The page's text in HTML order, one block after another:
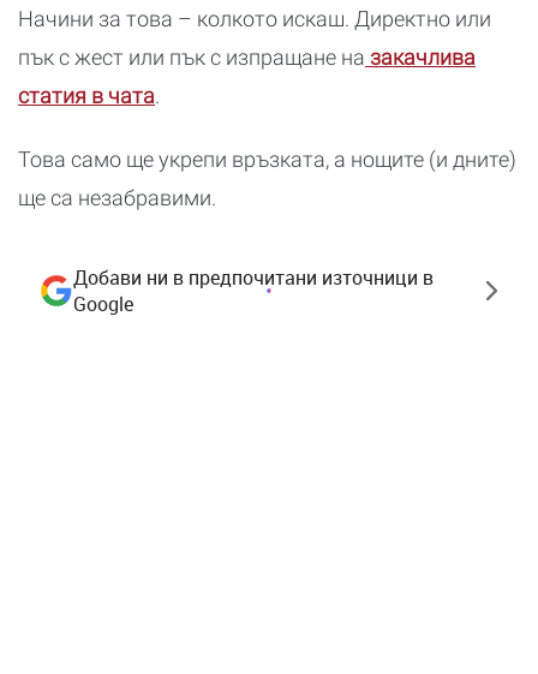
Начини за това – колкото искаш. Директно или
пък с жест или пък с изпращане на закачлива
статия в чата.
Това само ще укрепи връзката, а нощите (и дните)
ще са незабравими.
Добави ни в предпочитани източници в
Google